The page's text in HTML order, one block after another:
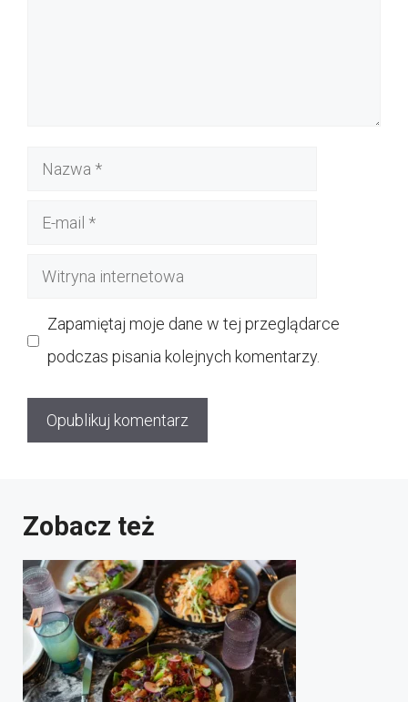
Nazwa
Witryna
Zapamiętaj moje dane w tej przeglądarce
podczas pisania kolejnych komentarzy.
Zobacz też